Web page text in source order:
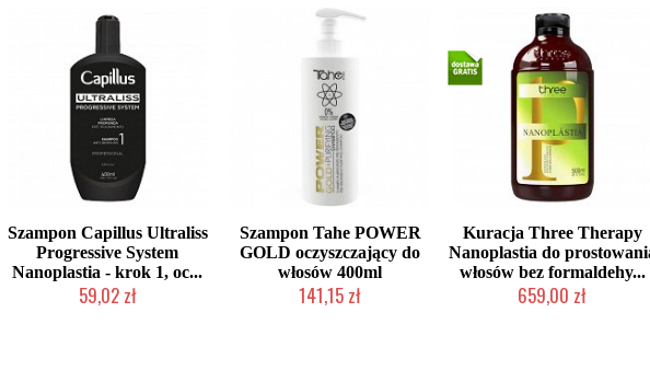
Szampon Capillus Ultraliss
Progressive System
Nanoplastia - krok 1, oc...
59,02 zł
Szampon Tahe POWER
GOLD oczyszczający do
włosów 400ml
141,15 zł
Kuracja Three Therapy
Nanoplastia do
włosów bez formaldehy...
659,00 zł